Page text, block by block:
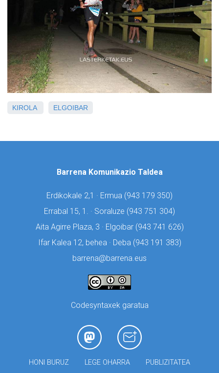
KIROLA ELGOIBAR
Barrena Komunikazio Taldea
Erdikokale 2,1 · Ermua (943 179 350)
Errabal 15, 1. · Soraluze (943 751 304)
Aita Agirre Plaza, 3 · Elgoibar (943 741 626)
Ifar Kalea 12, behea · Deba (943 191 383)
barrena@barrena.eus
Codesyntaxek garatua
HONI BURUZ LEGE OHARRA PUBLIZITATEA